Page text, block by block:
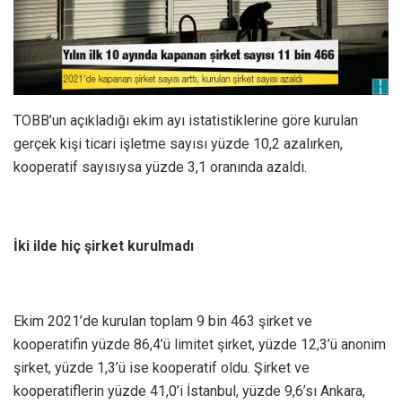
TOBB’un açıkladığı ekim ayı istatistiklerine göre kurulan
gerçek kişi ticari işletme sayısı yüzde 10,2 azalırken,
kooperatif sayısıysa yüzde 3,1 oranında azaldı.
İki ilde hiç şirket kurulmadı
Ekim 2021’de kurulan toplam 9 bin 463 şirket ve
kooperatifin yüzde 86,4’ü limitet şirket, yüzde 12,3’ü anonim
şirket, yüzde 1,3’ü ise kooperatif oldu. Şirket ve
kooperatiflerin yüzde 41,0’i İstanbul, yüzde 9,6’sı Ankara,